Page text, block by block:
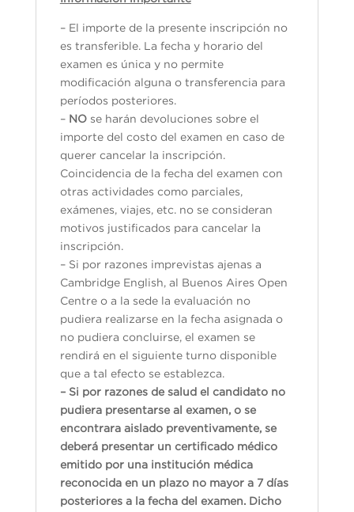
– El importe de la presente inscripción no
es transferible. La fecha y horario del
examen es única y no permite
modificación alguna o transferencia para
períodos posteriores.
– NOse harán devoluciones sobre el
importe del costo del examen en caso de
querer cancelar la inscripción.
Coincidencia de la fecha del examen con
otras actividades como parciales,
exámenes, viajes, etc. no se consideran
motivos justificados para cancelar la
inscripción.
– Si por razones imprevistas ajenas a
Cambridge English, al Buenos Aires Open
Centre o a la sede la evaluación no
pudiera realizarse en la fecha asignada o
no pudiera concluirse, el examen se
rendirá en el siguiente turno disponible
que a tal efecto se establezca.
– Si por razones de salud el candidato no
pudiera presentarse al examen, o se
encontrara aislado preventivamente, se
deberá presentar un certificado médico
emitido por una institución médica
reconocida en un plazo no mayor a 7 días
posteriores a la fecha del examen. Dicho